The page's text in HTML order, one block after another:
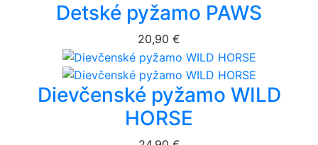
Detské pyžamo PAWS
20,90 €
Dievčenské pyžamo WILD
HORSE